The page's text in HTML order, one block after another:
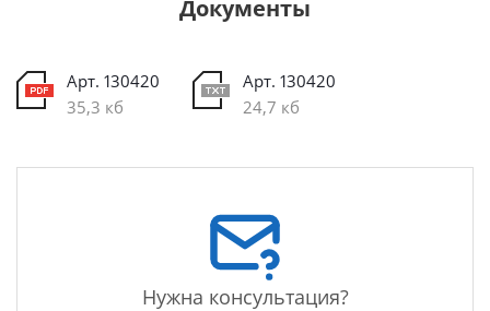
Документы
Арт. 130420
35,3 кб
Арт. 130420
24,7 кб
Нужна консультация?